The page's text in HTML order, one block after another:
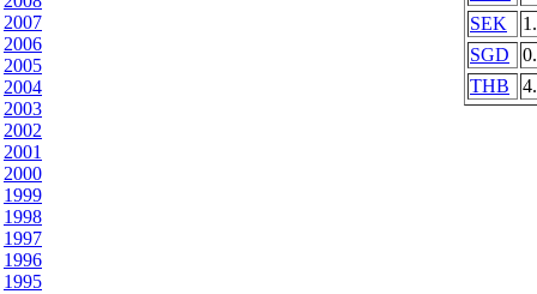
2007
2006
2005
2004
2003
2002
2001
2000
1999
1998
1997
1996
1995
SEK
SGD
THB